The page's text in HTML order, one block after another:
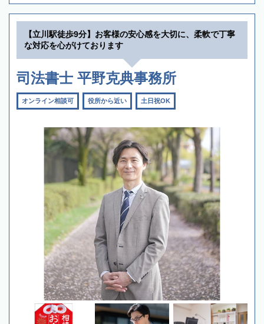
【立川駅徒歩9分】お客様の安心感を大切に、柔軟で丁寧
な対応を心がけております
司法書士 平野克典事務所
オンライン相談可 役所から近い 土日祝OK